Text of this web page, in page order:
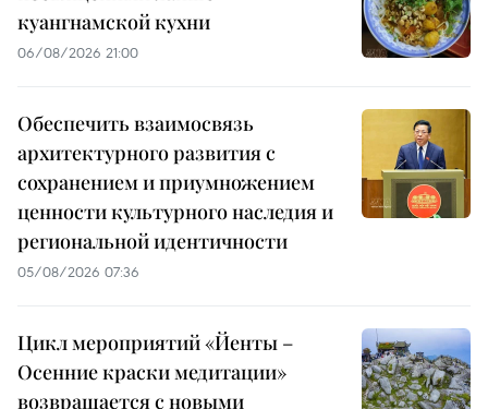
куангнамской кухни
06/08/2026 21:00
Обеспечить взаимосвязь
архитектурного развития с
сохранением и приумножением
ценности культурного наследия и
региональной идентичности
05/08/2026 07:36
Цикл мероприятий «Йенты –
Осенние краски медитации»
возвращается с новыми